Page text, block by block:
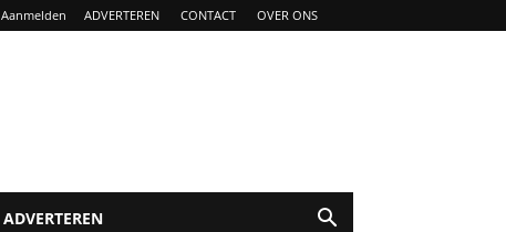
Aanmelden ADVERTEREN CONTACT OVER ONS
ADVERTEREN